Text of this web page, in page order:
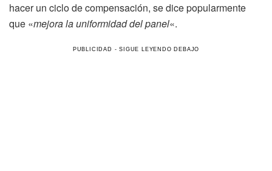
hacer un ciclo de compensación, se dice popularmente
que «mejora la uniformidad del panel«.